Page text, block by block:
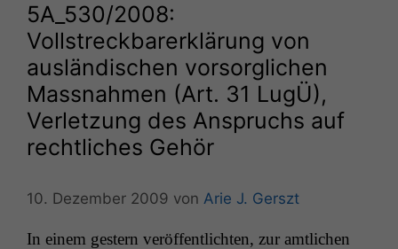
5A_530/2008:
Vollstreckbarerklärung von
ausländischen vorsorglichen
Massnahmen (Art. 31 LugÜ),
Verletzung des Anspruchs auf
rechtliches Gehör
10. Dezember 2009 von Arie J. Gerszt
In einem gestern veröf­fentlicht­en, zur amtlichen